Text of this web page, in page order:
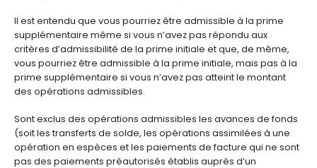
Il est entendu que vous pourriez être admissible à la prime
supplémentaire même si vous n’avez pas répondu aux
critères d’admissibilité de la prime initiale et que, de même,
vous pourriez être admissible à la prime initiale, mais pas à la
prime supplémentaire si vous n’avez pas atteint le montant
des opérations admissibles.
Sont exclus des opérations admissibles les avances de fonds
(soit les transferts de solde, les opérations assimilées à une
opération en espèces et les paiements de facture qui ne sont
pas des paiements préautorisés établis auprès d’un